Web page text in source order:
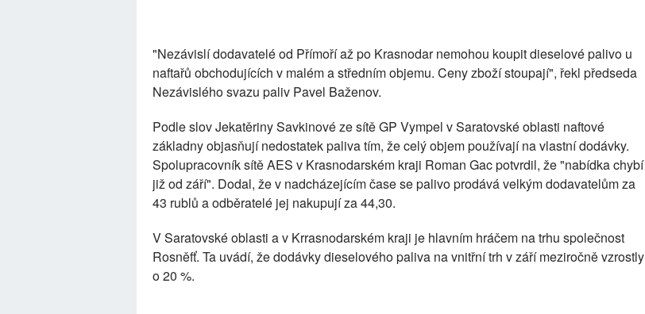
"Nezávislí dodavatelé od Přímoří až po Krasnodar nemohou koupit dieselové palivo u
naftařů obchodujících v malém a středním objemu. Ceny zboží stoupají", řekl předseda
Nezávislého svazu paliv Pavel Baženov.
Podle slov Jekatěriny Savkinové ze sítě GP Vympel v Saratovské oblasti naftové
základny objasňují nedostatek paliva tím, že celý objem používají na vlastní dodávky.
Spolupracovník sítě AES v Krasnodarském kraji Roman Gac potvrdil, že "nabídka chybí
již od září". Dodal, že v nadcházejícím čase se palivo prodává velkým dodavatelům za
43 rublů a odběratelé jej nakupují za 44,30.
V Saratovské oblasti a v Krrasnodarském kraji je hlavním hráčem na trhu společnost
Rosněfť. Ta uvádí, že dodávky dieselového paliva na vnitřní trh v září meziročně vzrostly
o 20 %.